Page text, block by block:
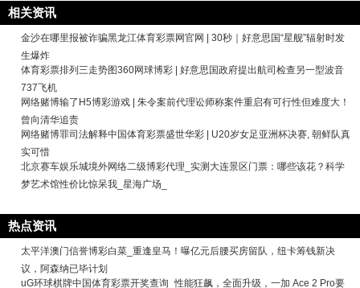
相关资讯
金沙在哪里报被诈骗黑龙江体育彩票网官网 | 30秒｜好意思国“星舰”辐射时发
生爆炸
体育彩票排列三走势图360网球博彩 | 好意思国政府提出航司检查另一型波音
737飞机
网络赌博输了H5博彩游戏 | 朱令案前代理讼师称案件重启有可行性但难度大！
曾向清华追责
网络赌博罪司法解释中国体育彩票盛世华彩 | U20岁女足亚洲杯决赛, 朝鲜队真
实可惜
北京赛车娱乐城境外网络二级博彩代理_实测大连景区门票：哪些该花？科学
梦艺术馆性价比惊呆我_星海广场_
热点资讯
太平洋澳门信誉博彩白菜_重逢皇马！曝亿元后腰买房留队，纽卡筹钱新决
议，阿森纳已毕计划
uG环球棋牌中国体育彩票开奖查询_性能狂飙，全面升级，一加 Ace 2 Pro要